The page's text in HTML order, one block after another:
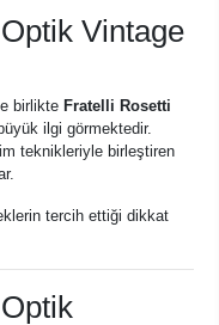
Vintage
birlikte Fratelli Rosetti
ilgi görmektedir.
teknikleriyle birleştiren
tercih ettiği dikkat